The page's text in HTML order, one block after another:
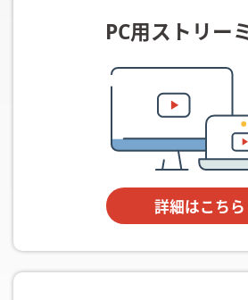
PC用ストリー
詳細はこちら